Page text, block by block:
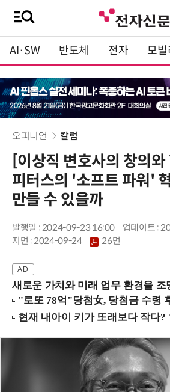
AI·SW 반도체 전자 모빌
오피니언 칼럼
[이상직 변호사의 창의와
피터스의 '소프트 파워'
만들 수 있을까
발행일 : 2024-09-23 16:00
업데이트 :
지면 :2024-09-24 26면
새로운 가치와 미래 업무 환경을 조망하는 AI Smart Work